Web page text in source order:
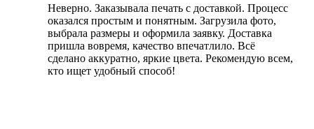
Неверно. Заказывала печать с доставкой. Процесс
оказался простым и понятным. Загрузила фото,
выбрала размеры и оформила заявку. Доставка
пришла вовремя, качество впечатлило. Всё
сделано аккуратно, яркие цвета. Рекомендую всем,
кто ищет удобный способ!